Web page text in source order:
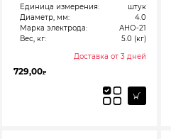
Единица измерения:
штук
Диаметр, мм:
4.0
Марка электрода:
АНО-21
Вес, кг:
5.0 (кг)
Доставка от 3 дней
729,00₽